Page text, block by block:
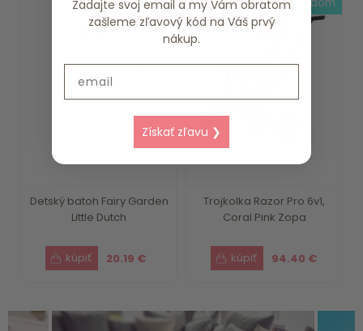
Detský batoh Fairy Garden
Little Dutch
20.19 €
Trojkolka Razor Pro 6v1,
Coral Pink Zopa
94.40 €
Zadajte svoj email a my Vám obratom
zašleme zľavový kód na Váš prvý
nákup.
Získať zľavu ❯